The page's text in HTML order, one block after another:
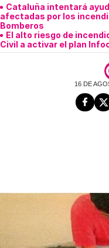
Cataluña intentará
afectadas por los
Bomberos
El alto riesgo de
Civil a activar el plan
16 DE